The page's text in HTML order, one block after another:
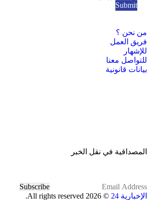
من نحن ؟
فريق العمل
للإشهار
للتواصل معنا
بيانات قانونية
المصداقية في نقل الخبر
Subscribe
الإخبارية 24
© 2026 All rights reserved.